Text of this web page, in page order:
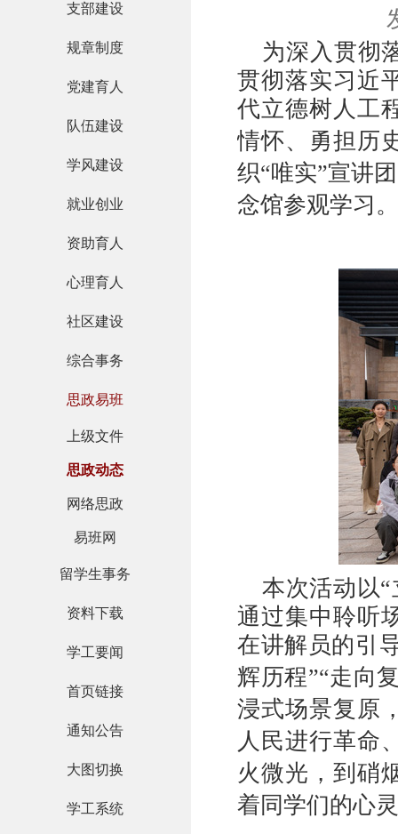
支部建设
规章制度
党建育人
队伍建设
学风建设
就业创业
资助育人
心理育人
社区建设
综合事务
思政易班
上级文件
思政动态
网络思政
易班网
留学生事务
资料下载
学工要闻
首页链接
通知公告
大图切换
学工系统
为深入贯彻
贯彻落实习近
代立德树人工
情怀、勇担历
织“唯实”宣讲
念馆参观学习。
本次活动以
通过集中聆听
在讲解员的引
辉历程”“走向
浸式场景复原
人民进行革命
火微光，到硝
着同学们的心